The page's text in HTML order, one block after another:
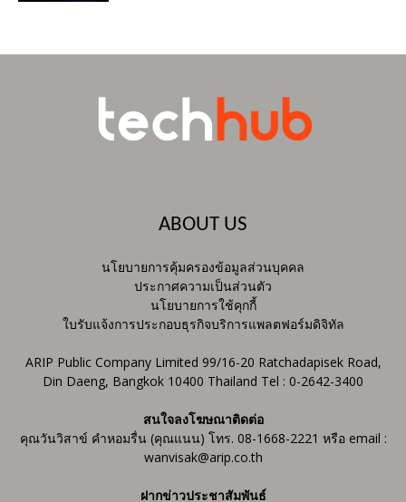
ABOUT US
นโยบายการคุ้มครองข้อมูลส่วนบุคคล
ประกาศความเป็นส่วนตัว
นโยบายการใช้คุกกี้
ใบรับแจ้งการประกอบธุรกิจบริการแพลตฟอร์มดิจิทัล
ARIP Public Company Limited 99/16-20 Ratchadapisek Road,
Din Daeng, Bangkok 10400 Thailand Tel : 0-2642-3400
สนใจลงโฆษณาติดต่อ
คุณวันวิสาข์ คำหอมรื่น (คุณแนน) โทร. 08-1668-2221 หรือ email :
wanvisak@arip.co.th
ฝากข่าวประชาสัมพันธ์